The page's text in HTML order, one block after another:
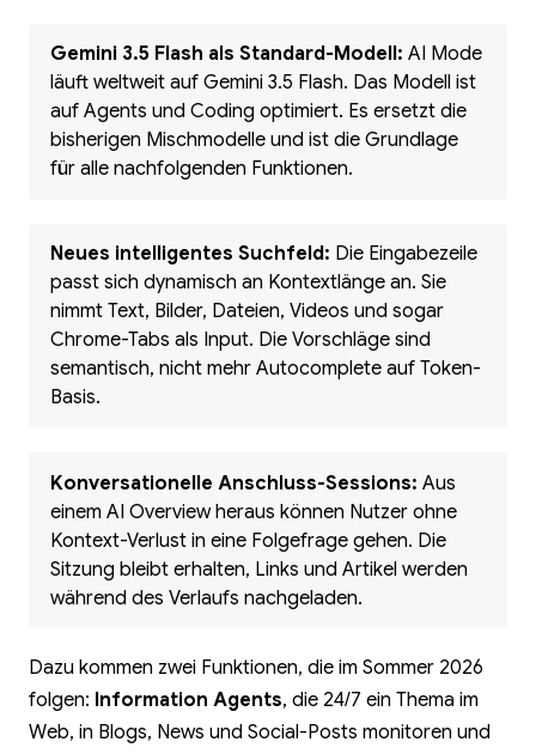
Gemini 3.5 Flash als Standard-Modell: AI Mode
läuft weltweit auf Gemini 3.5 Flash. Das Modell ist
auf Agents und Coding optimiert. Es ersetzt die
bisherigen Mischmodelle und ist die Grundlage
für alle nachfolgenden Funktionen.
Neues intelligentes Suchfeld: Die Eingabezeile
passt sich dynamisch an Kontextlänge an. Sie
nimmt Text, Bilder, Dateien, Videos und sogar
Chrome-Tabs als Input. Die Vorschläge sind
semantisch, nicht mehr Autocomplete auf Token-
Basis.
Konversationelle Anschluss-Sessions: Aus
einem AI Overview heraus können Nutzer ohne
Kontext-Verlust in eine Folgefrage gehen. Die
Sitzung bleibt erhalten, Links und Artikel werden
während des Verlaufs nachgeladen.
Dazu kommen zwei Funktionen, die im Sommer 2026
folgen: Information Agents, die 24/7 ein Thema im
Web, in Blogs, News und Social-Posts monitoren und